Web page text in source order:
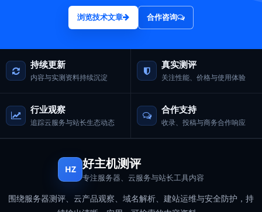
浏览技术文章 合作咨询
持续更新
内容与实测资料持续沉淀
真实测评
关注性能、价格与使用体验
行业观察
追踪云服务与站长生态动态
合作支持
收录、投稿与商务合作响应
HZ 好主机测评
专注服务器、云服务与站长工具内容
围绕服务器测评、云产品观察、域名解析、建站运维与安全防护，持